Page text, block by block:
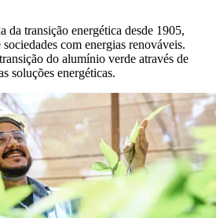
da transição energética desde 1905,
com energias renováveis.
do alumínio verde através de
soluções energéticas.